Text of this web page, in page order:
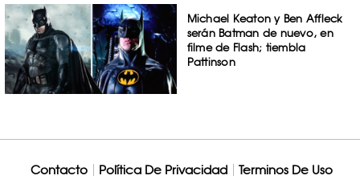
Michael Keaton y Ben Affleck
serán Batman de nuevo, en
filme de Flash; tiembla
Pattinson
Contacto Política De Privacidad Terminos De Uso